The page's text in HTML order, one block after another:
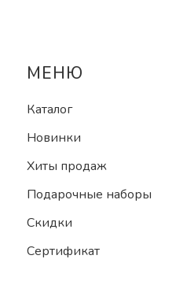
МЕНЮ
Каталог
Новинки
Хиты продаж
Подарочные наборы
Скидки
Сертификат